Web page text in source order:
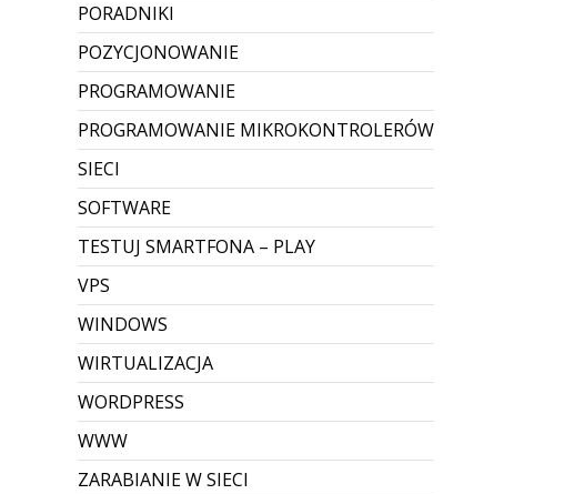
PORADNIKI
POZYCJONOWANIE
PROGRAMOWANIE
PROGRAMOWANIE MIKROKONTROLERÓW
SIECI
SOFTWARE
TESTUJ SMARTFONA – PLAY
VPS
WINDOWS
WIRTUALIZACJA
WORDPRESS
WWW
ZARABIANIE W SIECI